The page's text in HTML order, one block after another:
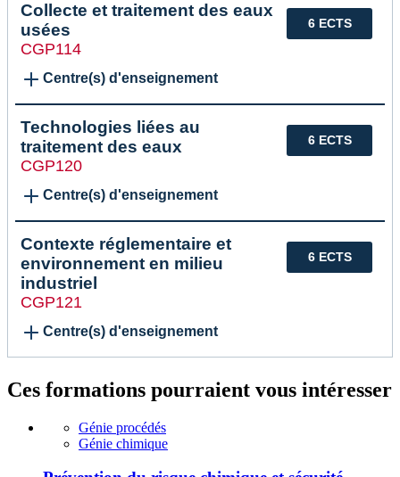
6 ECTS
Collecte et traitement des eaux
usées
CGP114
Centre(s) d'enseignement
6 ECTS
Technologies liées au
traitement des eaux
CGP120
Centre(s) d'enseignement
6 ECTS
Contexte réglementaire et
environnement en milieu
industriel
CGP121
Centre(s) d'enseignement
Ces formations pourraient vous intéresser
Génie procédés
Génie chimique